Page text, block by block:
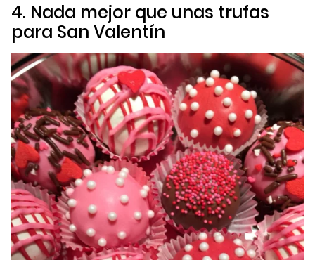
4. Nada mejor que unas trufas
para San Valentín